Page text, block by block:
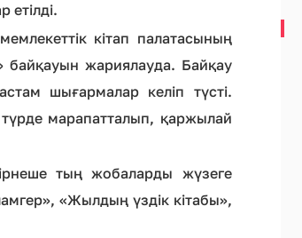
кітап палатасының
байқауын жариялауда. Байқау
шығармалар келіп түсті.
түрде марапатталып, қаржылай
тың жобаларды жүзеге
«Жылдың үздік кітабы»,